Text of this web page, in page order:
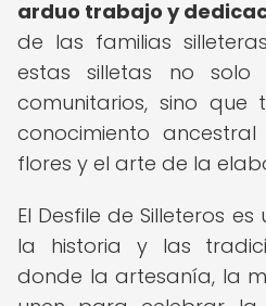
arduo trabajo y
de las familias
estas silletas no solo
comunitarios, sino que
conocimiento
flores y el arte de la
El Desfile de Silleteros
la historia y las
donde la artesanía, la